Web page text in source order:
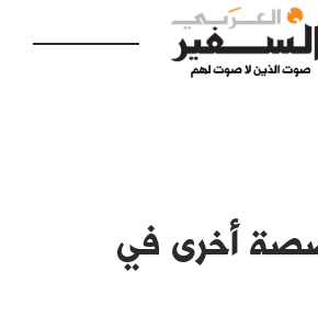
أخرى في